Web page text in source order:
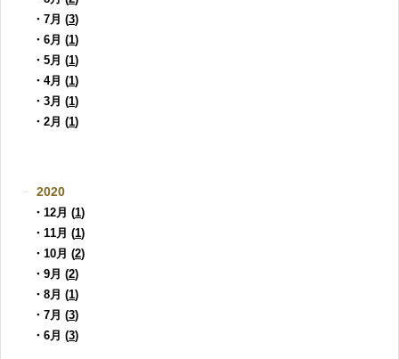
・7月 (3)
・6月 (1)
・5月 (1)
・4月 (1)
・3月 (1)
・2月 (1)
2020
・12月 (1)
・11月 (1)
・10月 (2)
・9月 (2)
・8月 (1)
・7月 (3)
・6月 (3)